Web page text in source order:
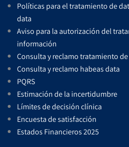
Políticas para el tratamiento de
data
Aviso para la autorización del
información
Consulta y reclamo tratamiento
Consulta y reclamo habeas data
PQRS
Estimación de la incertidumbre
Límites de decisión clínica
Encuesta de satisfacción
Estados Financieros 2025